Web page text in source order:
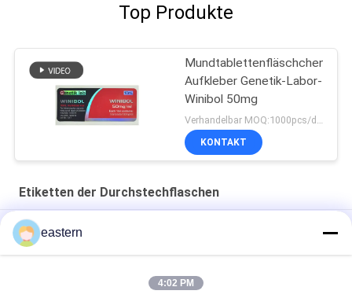
Top Produkte
Mundtablettenfläschchen-
Aufkleber Genetik-Labor-
Winibol 50mg
Verhandelbar MOQ:1000pcs/design
KONTAKT
Etiketten der Durchstechflaschen
Cialis Tadalafil 100mg für orale Anwendung Etiketten
SS-31 Festklebstoffetiketten Peptidflaschenetiketten
Biomex-Laborarchiv-aufbauende kundengebundene Aufkleber
eastern
4:02 PM